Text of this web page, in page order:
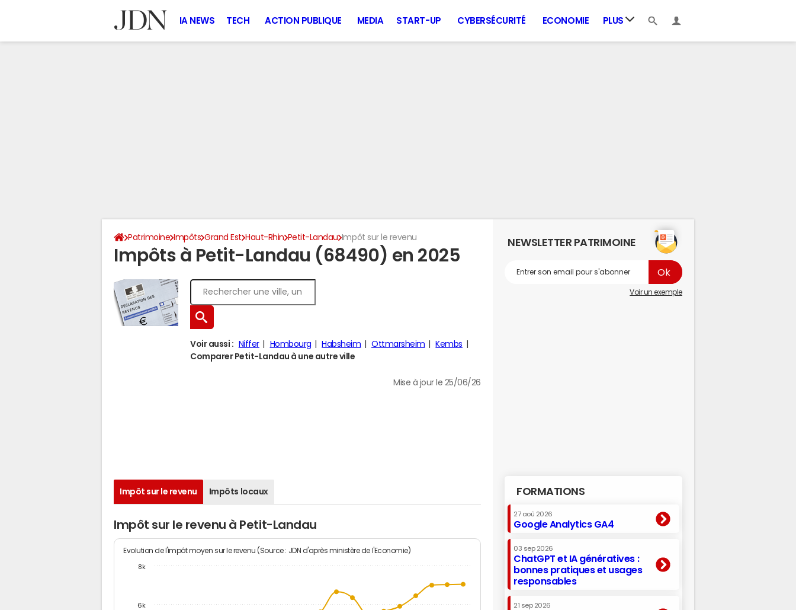
IA NEWS TECH ACTION PUBLIQUE MEDIA START-UP CYBERSÉCURITÉ ECONOMIE PLUS
Patrimoine Impôts Grand Est Haut-Rhin Petit-Landau Impôt sur le revenu
Impôts à Petit-Landau (68490) en 2025
Voir aussi : Niffer Hombourg Habsheim Ottmarsheim
Kembs
Comparer Petit-Landau à une autre ville
Mise à jour le 25/06/26
Impôt sur le revenu Impôts locaux
Impôt sur le revenu à Petit-Landau
Evolution de l'impôt moyen sur le revenu (Source : JDN d'après ministère de l'Economie)
6k
8k
NEWSLETTER PATRIMOINE
Voir un exemple
FORMATIONS
27 aoû 2026
Google Analytics GA4
03 sep 2026
ChatGPT et IA génératives :
bonnes pratiques et usages
responsables
21 sep 2026